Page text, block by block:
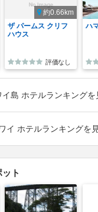
約0.66km
ザ パームス クリフ
ハウス
評価なし
ハ
イ島 ホテルランキングを
イ ホテルランキングを
ト